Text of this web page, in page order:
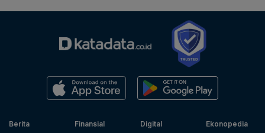
Berita
Finansial
Digital
Ekonopedia